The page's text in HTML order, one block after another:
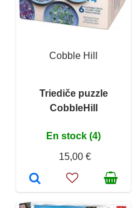
Cobble Hill
Triediče puzzle
CobbleHill
En stock (4)
15,00 €